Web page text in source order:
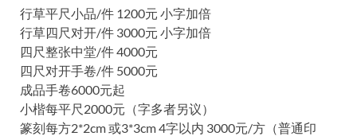
行草平尺小品/件 1200元 小字加倍
行草四尺对开/件 3000元 小字加倍
四尺整张中堂/件 4000元
四尺对开手卷/件 5000元
成品手卷6000元起
小楷每平尺2000元（字多者另议）
篆刻每方2*2cm 或3*3cm 4字以内 3000元/方（普通印